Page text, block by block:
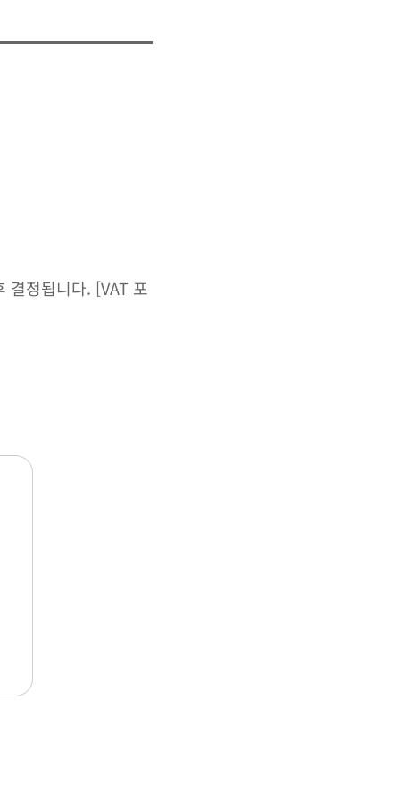
결정됩니다. [VAT 포